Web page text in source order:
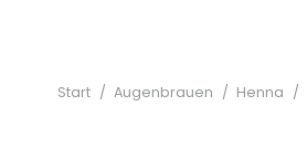
Start / Augenbrauen / Henna /